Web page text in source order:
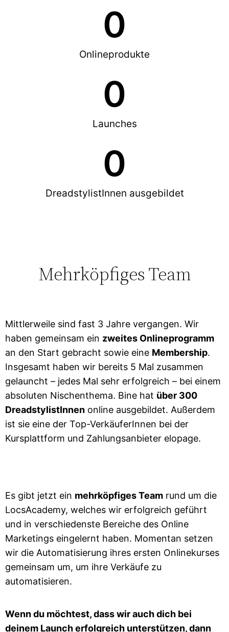
0
Onlineprodukte
0
Launches
0
DreadstylistInnen ausgebildet
Mehrköpfiges Team
Mittlerweile sind fast 3 Jahre vergangen. Wir
haben gemeinsam ein zweites Onlineprogramm
an den Start gebracht sowie eine Membership.
Insgesamt haben wir bereits 5 Mal zusammen
gelauncht – jedes Mal sehr erfolgreich – bei einem
absoluten Nischenthema. Bine hat über 300
DreadstylistInnen online ausgebildet. Außerdem
ist sie eine der Top-VerkäuferInnen bei der
Kursplattform und Zahlungsanbieter elopage.
Es gibt jetzt ein mehrköpfiges Team rund um die
LocsAcademy, welches wir erfolgreich geführt
und in verschiedenste Bereiche des Online
Marketings eingelernt haben. Momentan setzen
wir die Automatisierung ihres ersten Onlinekurses
gemeinsam um, um ihre Verkäufe zu
automatisieren.
Wenn du möchtest, dass wir auch dich bei
deinem Launch erfolgreich unterstützen, dann